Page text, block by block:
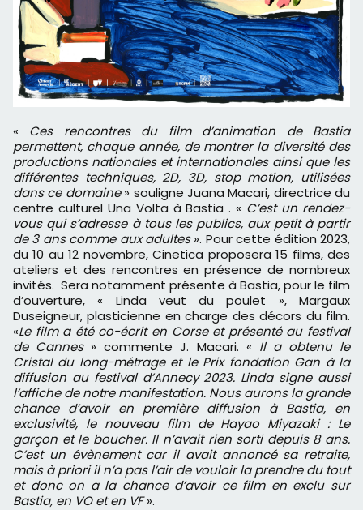
« Ces rencontres du film d’animation de Bastia
permettent, chaque année, de montrer la diversité des
productions nationales et internationales ainsi que les
différentes techniques, 2D, 3D, stop motion, utilisées
dans ce domaine» souligne Juana Macari, directrice du
centre culturel Una Volta à Bastia . « C’est un rendez-
vous qui s’adresse à tous les publics, aux petit à partir
de 3 ans comme aux adultes». Pour cette édition 2023,
du 10 au 12 novembre, Cinetica proposera 15 films, des
ateliers et des rencontres en présence de nombreux
invités. Sera notamment présente à Bastia, pour le film
d’ouverture, « Linda veut du poulet », Margaux
Duseigneur, plasticienne en charge des décors du film.
«Le film a été co-écrit en Corse et présenté au festival
de Cannes» commente J. Macari. « Il a obtenu le
Cristal du long-métrage et le Prix fondation Gan à la
diffusion au festival d’Annecy 2023. Linda signe aussi
l’affiche de notre manifestation. Nous aurons la grande
chance d’avoir en première diffusion à Bastia, en
exclusivité, le nouveau film de Hayao Miyazaki : Le
garçon et le boucher. Il n’avait rien sorti depuis 8 ans.
C’est un évènement car il avait annoncé sa retraite,
mais à priori il n’a pas l’air de vouloir la prendre du tout
et donc on a la chance d’avoir ce film en exclu sur
Bastia, en VO et en VF».